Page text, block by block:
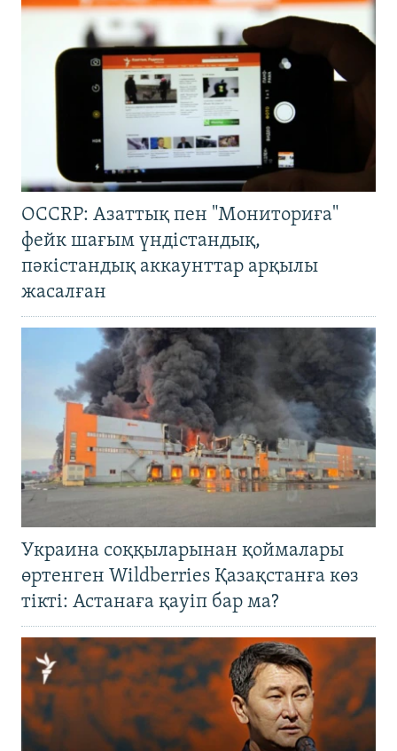
OCCRP: Азаттық пен "Мониториға"
фейк шағым үндістандық,
пәкістандық аккаунттар арқылы
жасалған
Украина соққыларынан қоймалары
өртенген Wildberries Қазақстанға көз
тікті: Астанаға қауіп бар ма?